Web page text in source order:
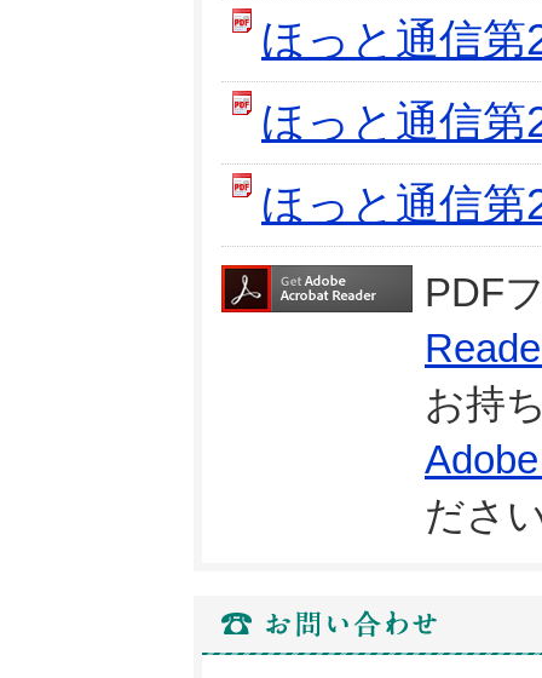
ほっと通信第
ほっと通信第
ほっと通信第
PDF
お持
ださ